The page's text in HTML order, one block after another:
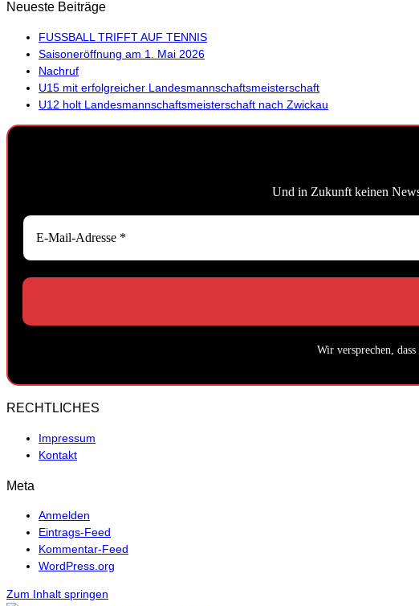
Neueste Beiträge
FUSSBALL TRIFFT AUF TENNIS
Saisoneröffnung am 1. Mai 2026
Nachruf
U15 mit erfolgreicher Landesmannschaftsmeisterschaft
U12 holt Landesmannschaftsmeisterschaft nach Zwickau
Und in Zukunft keinen
Wir versprechen,
RECHTLICHES
Impressum
Kontakt
Meta
Anmelden
Eintrags-Feed
Kommentar-Feed
WordPress.org
Zum Inhalt springen